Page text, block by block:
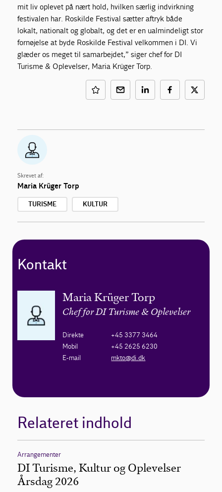
mit liv oplevet på nært hold, hvilken særlig indvirkning
festivalen har. Roskilde Festival sætter aftryk både
lokalt, nationalt og globalt, og det er en ualmindeligt stor
fornøjelse at byde Roskilde Festival velkommen i DI. Vi
glæder os meget til samarbejdet,” siger chef for DI
Turisme & Oplevelser, Maria Krüger Torp.
Skrevet af:
Maria Krüger Torp
TURISME KULTUR
Kontakt
Maria Krüger Torp
Chef for DI Turisme & Oplevelser
Direkte
+45 3377 3464
Mobil
+45 2625 6230
E-mail
mkto@di.dk
Relateret indhold
Arrangementer
DI Turisme, Kultur og Oplevelser
Årsdag 2026